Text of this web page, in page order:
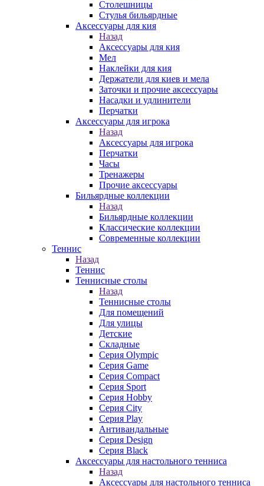
Столешницы
Стулья бильярдные
Аксессуары для кия
Назад
Аксессуары для кия
Мел
Наклейки для кия
Держатели для киев и мела
Заточки и прочие аксессуары
Насадки и удлинители
Перчатки
Аксессуары для игрока
Назад
Аксессуары для игрока
Перчатки
Часы
Тренажеры
Прочие аксессуары
Бильярдные коллекции
Назад
Бильярдные коллекции
Классические коллекции
Современные коллекции
Теннис
Назад
Теннис
Теннисные столы
Назад
Теннисные столы
Для помещений
Для улицы
Детские
Складные
Серия Olympic
Серия Game
Серия Compact
Серия Sport
Серия Hobby
Серия City
Серия Play
Антивандальные
Серия Design
Серия Black
Аксессуары для настольного тенниса
Назад
Аксессуары для настольного тенниса